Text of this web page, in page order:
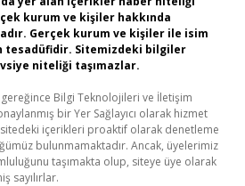
kurum ve kişiler hakkında
Gerçek kurum ve kişiler ile isim
tesadüfidir. Sitemizdeki bilgiler
niteliği taşımazlar.
gereğince Bilgi Teknolojileri ve İletişim
bir Yer Sağlayıcı olarak hizmet
içerikleri proaktif olarak denetleme
bulunmamaktadır. Ancak, üyelerimiz
taşımakta olup, siteye üye olarak
sayılırlar.